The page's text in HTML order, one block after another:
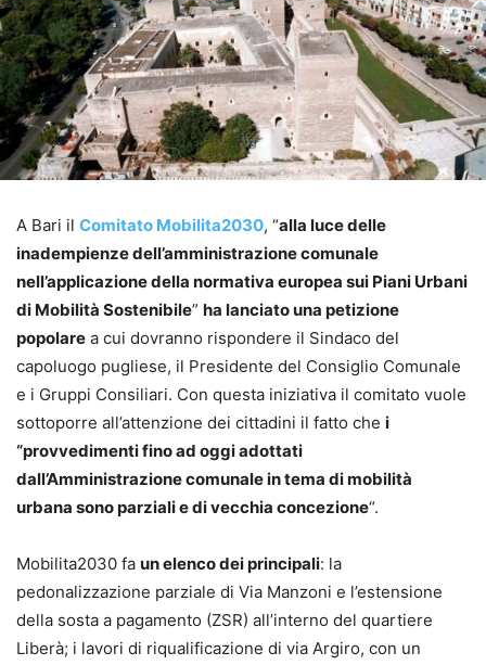
A Bari il Comitato Mobilita2030, “alla luce delle
inadempienze dell’amministrazione comunale
nell’applicazione della normativa europea sui Piani Urbani
di Mobilità Sostenibile” ha lanciato una petizione
popolare a cui dovranno rispondere il Sindaco del
capoluogo pugliese, il Presidente del Consiglio Comunale
e i Gruppi Consiliari. Con questa iniziativa il comitato vuole
sottoporre all’attenzione dei cittadini il fatto che i
“provvedimenti fino ad oggi adottati
dall’Amministrazione comunale in tema di mobilità
urbana sono parziali e di vecchia concezione“.
Mobilita2030 fa un elenco dei principali: la
pedonalizzazione parziale di Via Manzoni e l’estensione
della sosta a pagamento (ZSR) all’interno del quartiere
Liberà; i lavori di riqualificazione di via Argiro, con un